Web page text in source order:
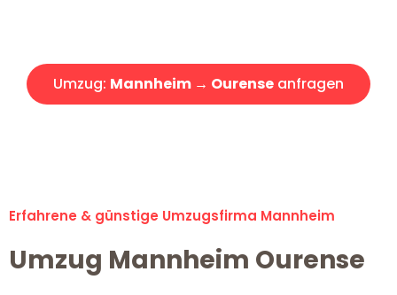
Umzug: Mannheim → Ourense anfragen
Erfahrene & günstige Umzugsfirma Mannheim
Umzug Mannheim Ourense